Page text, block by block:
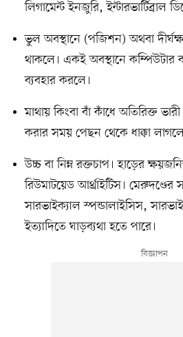
লিগামেন্ট ইনজুরি, ইন্টারভার্টিব্রাল
ভুল অবস্থানে (পজিশন) অথবা
থাকলে। একই অবস্থানে কম্পিউটার
ব্যবহার করলে।
মাথায় কিংবা বাঁ কাঁধে অতিরিক্ত
করার সময় পেছন থেকে ধাক্কা
উচ্চ বা নিম্ন রক্তচাপ। হাড়ের
রিউমাটয়েড আর্থ্রাইটিস। মেরুদণ্ডের
সারভাইক্যাল স্পন্ডালাইসিস,
ইত্যাদিতে ঘাড়ব্যথা হতে পারে।